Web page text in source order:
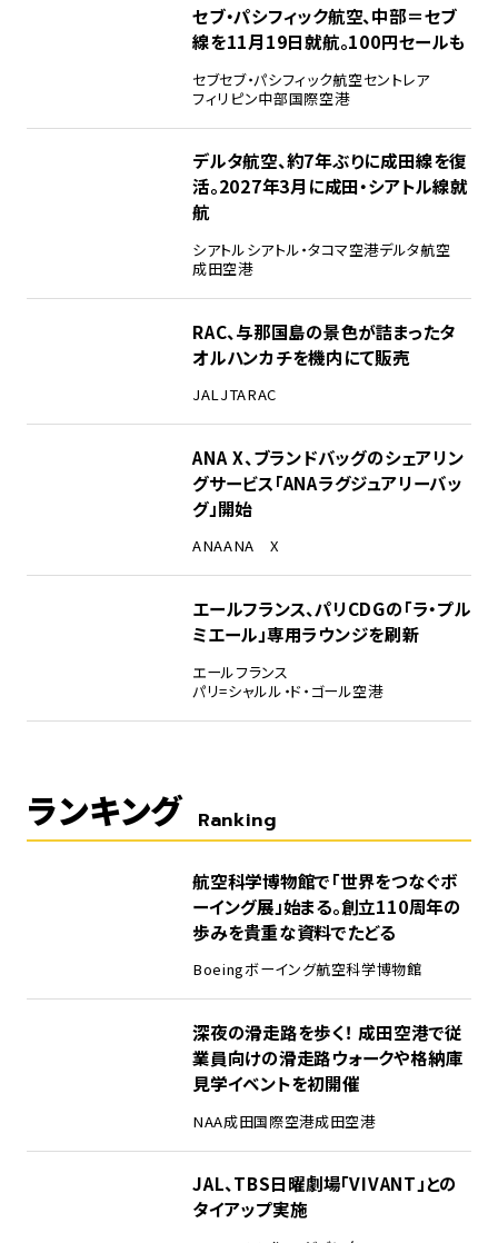
セブ・パシフィック航空、中部＝セブ
線を11月19日就航。100円セールも
セブセブ・パシフィック航空セントレア
フィリピン中部国際空港
デルタ航空、約7年ぶりに成田線を復
活。2027年3月に成田・シアトル線就
航
シアトルシアトル・タコマ空港デルタ航空
成田空港
RAC、与那国島の景色が詰まったタ
オルハンカチを機内にて販売
JALJTARAC
ANA X、ブランドバッグのシェアリン
グサービス「ANAラグジュアリーバッ
グ」開始
ANAANA X
エールフランス、パリCDGの「ラ・プル
ミエール」専用ラウンジを刷新
エールフランス
パリ=シャルル・ド・ゴール空港
ランキング Ranking
航空科学博物館で「世界をつなぐボ
ーイング展」始まる。創立110周年の
歩みを貴重な資料でたどる
Boeingボーイング航空科学博物館
深夜の滑走路を歩く！ 成田空港で従
業員向けの滑走路ウォークや格納庫
見学イベントを初開催
NAA成田国際空港成田空港
JAL、TBS日曜劇場「VIVANT」との
タイアップ実施